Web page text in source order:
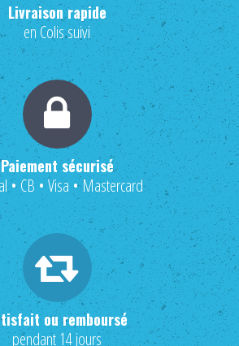
Livraison rapide
en Colis suivi
Paiement sécurisé
• CB • Visa • Mastercard
ou remboursé
pendant 14 jours